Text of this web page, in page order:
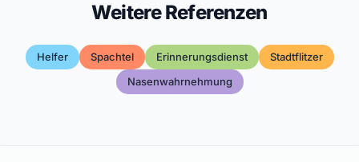
Weitere Referenzen
Helfer Spachtel Erinnerungsdienst
Stadtflitzer
Nasenwahrnehmung